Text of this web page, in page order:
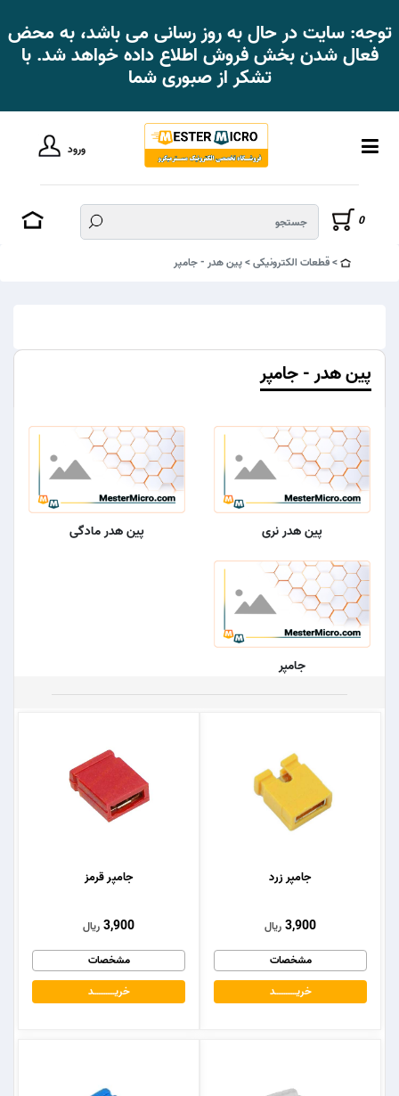
توجه: سایت در حال به روز رسانی می باشد، به محض
فعال شدن بخش فروش اطلاع داده خواهد شد. با
تشکر از صبوری شما
ورود
0
قطعات الکترونیکی پین هدر - جامپر
پین هدر - جامپر
پین هدر نری پین هدر مادگی
جامپر
جامپر زرد
3,900 ریال
مشخصات
خریــــــــــــد
جامپر قرمز
3,900 ریال
مشخصات
خریــــــــــــد